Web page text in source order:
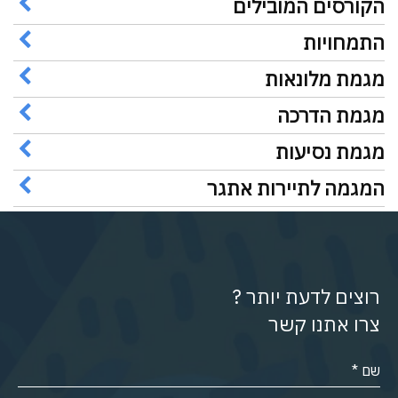
הקורסים המובילים
התמחויות
מגמת מלונאות
מגמת הדרכה
מגמת נסיעות
המגמה לתיירות אתגר
רוצים לדעת יותר ?
צרו אתנו קשר